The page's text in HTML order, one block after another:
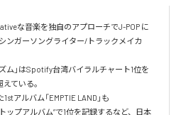
な音楽を独自のアプローチでJ-POP に
ンガーソングライター/トラックメイカ
ム」はSpotify台湾バイラルチャート1位を
ている。
アルバム「EMPTIE LAND」も
ップアルバム”で1位を記録するなど、日本